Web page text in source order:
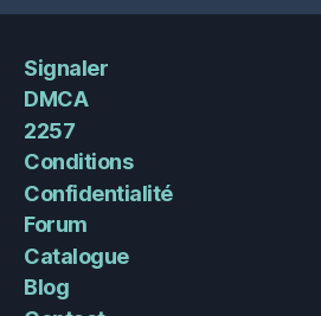
Signaler
DMCA
2257
Conditions
Confidentialité
Forum
Catalogue
Blog